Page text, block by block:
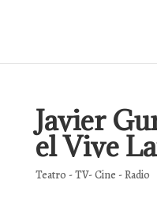
Javier
el Vive
Teatro - TV- Cine - Radio